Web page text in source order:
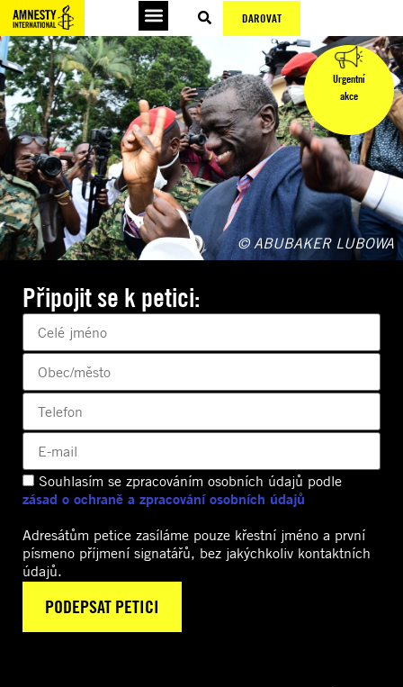
DAROVAT
Urgentní
akce
© ABUBAKER LUBOWA
Připojit se k petici:
Souhlasím se zpracováním osobních údajů podle
zásad o ochraně a zpracování osobních údajů
Adresátům petice zasíláme pouze křestní jméno a první
písmeno příjmení signatářů, bez jakýchkoliv kontaktních
údajů.